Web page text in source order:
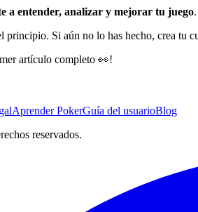
a entender, analizar y mejorar tu juego.
principio. Si aún no lo has hecho, crea tu
artículo completo 👀!
Aprender PokerGuía del usuarioBlog
reservados.